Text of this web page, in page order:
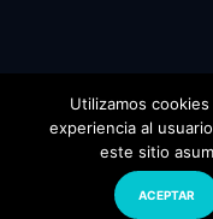
© 2024 Todos los
Utilizamos
experiencia al
este sitio
ACEPTAR